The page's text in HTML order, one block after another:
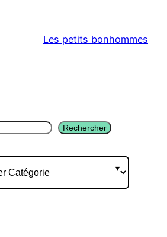
Les petits bonhommes
Rechercher